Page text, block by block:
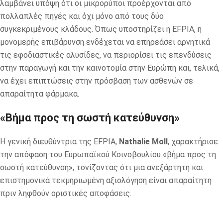
λαμβάνει υπόψη ότι οι μικρορύποι προέρχονται από
πολλαπλές πηγές και όχι μόνο από τους δύο
συγκεκριμένους κλάδους. Όπως υποστηρίζει η EFPIA, η
μονομερής επιβάρυνση ενδέχεται να επηρεάσει αρνητικά
τις εφοδιαστικές αλυσίδες, να περιορίσει τις επενδύσεις
στην παραγωγή και την καινοτομία στην Ευρώπη και, τελικά,
να έχει επιπτώσεις στην πρόσβαση των ασθενών σε
απαραίτητα φάρμακα.
«Βήμα προς τη σωστή κατεύθυνση»
Η γενική διευθύντρια της EFPIA, Nathalie Moll , χαρακτήρισε
την απόφαση του Ευρωπαϊκού Κοινοβουλίου «βήμα προς τη
σωστή κατεύθυνση», τονίζοντας ότι μια ανεξάρτητη και
επιστημονικά τεκμηριωμένη αξιολόγηση είναι απαραίτητη
πριν ληφθούν οριστικές αποφάσεις.